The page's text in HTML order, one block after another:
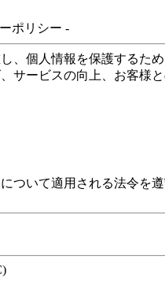
ポリシー -
個人情報を保護するた
ービスの向上、お客様
いて適用される法令を